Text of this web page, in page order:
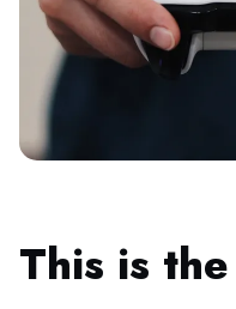
This is